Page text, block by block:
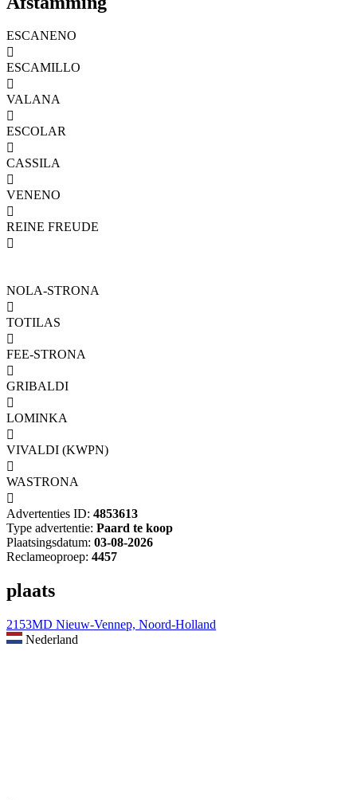
ESCANENO

ESCAMILLO

VALANA

ESCOLAR

CASSILA

VENENO

REINE FREUDE

NOLA-STRONA

TOTILAS

FEE-STRONA

GRIBALDI

LOMINKA

VIVALDI (KWPN)

WASTRONA

Advertenties ID: 4853613
Type advertentie: Paard te koop
Plaatsingsdatum: 03-08-2026
Reclameoproep: 4457
plaats
2153MD Nieuw-Vennep, Noord-Holland
Nederland